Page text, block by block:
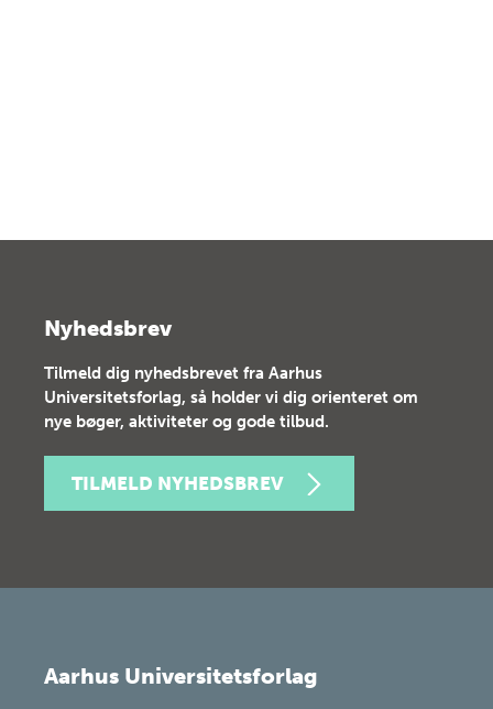
Nyhedsbrev
Tilmeld dig nyhedsbrevet fra Aarhus
Universitetsforlag, så holder vi dig orienteret om
nye bøger, aktiviteter og gode tilbud.
TILMELD NYHEDSBREV
Aarhus Universitetsforlag